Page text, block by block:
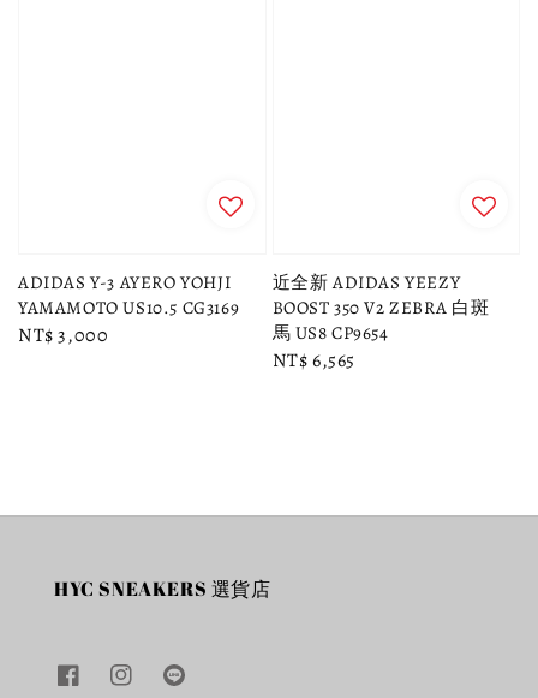
ADIDAS Y-3 AYERO YOHJI
YAMAMOTO US10.5 CG3169
Regular
NT$ 3,000
近全新 ADIDAS YEEZY
BOOST 350 V2 ZEBRA 白斑
馬 US8 CP9654
Regular
NT$ 6,565
HYC SNEAKERS 選貨店